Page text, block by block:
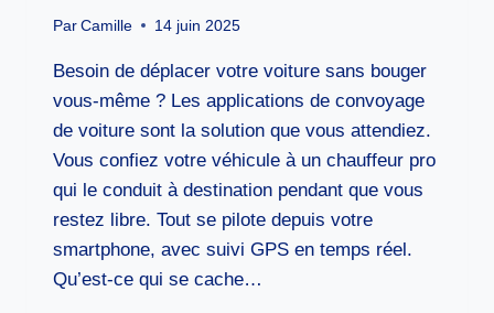
Par Camille 14 juin 2025
Besoin de déplacer votre voiture sans bouger
vous-même ? Les applications de convoyage
de voiture sont la solution que vous attendiez.
Vous confiez votre véhicule à un chauffeur pro
qui le conduit à destination pendant que vous
restez libre. Tout se pilote depuis votre
smartphone, avec suivi GPS en temps réel.
Qu’est-ce qui se cache…